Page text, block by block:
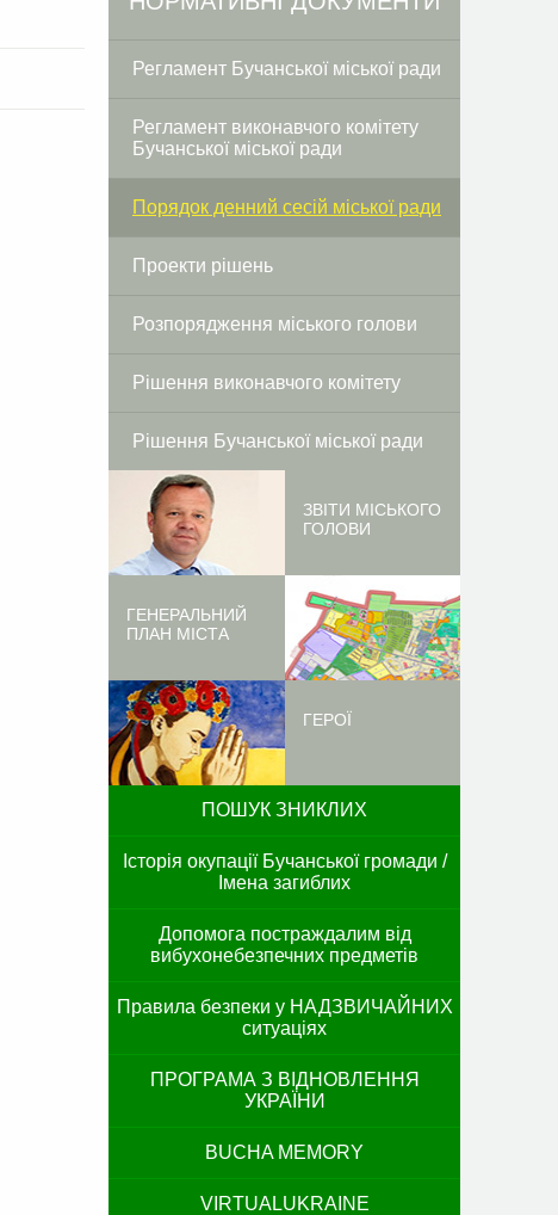
Регламент Бучанської міської ради
Регламент виконавчого комітету
Бучанської міської ради
Порядок денний сесій міської ради
Проекти рішень
Розпорядження міського голови
Рішення виконавчого комітету
Рішення Бучанської міської ради
ЗВІТИ МІСЬКОГО
ГОЛОВИ
ГЕНЕРАЛЬНИЙ
ПЛАН МІСТА
ГЕРОЇ
ПОШУК ЗНИКЛИХ
Історія окупації Бучанської громади /
Імена загиблих
Допомога постраждалим від
вибухонебезпечних предметів
Правила безпеки у НАДЗВИЧАЙНИХ
ситуаціях
ПРОГРАМА З ВІДНОВЛЕННЯ
УКРАЇНИ
BUCHA MEMORY
VIRTUALUKRAINE